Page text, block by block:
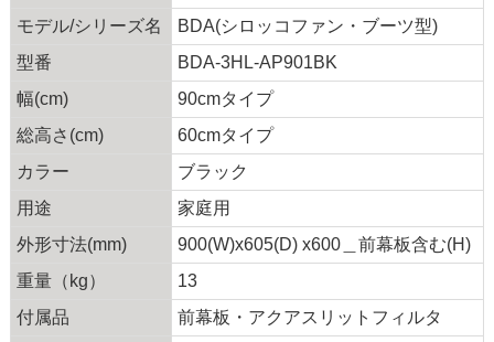
モデル/シリーズ名
BDA(シロッコファン・ブーツ型)
型番
BDA-3HL-AP901BK
幅(cm)
90cmタイプ
総高さ(cm)
60cmタイプ
カラー
ブラック
用途
家庭用
外形寸法(mm)
900(W)x605(D) x600＿前幕板含む(H)
重量（kg）
13
付属品
前幕板・アクアスリットフィルタ